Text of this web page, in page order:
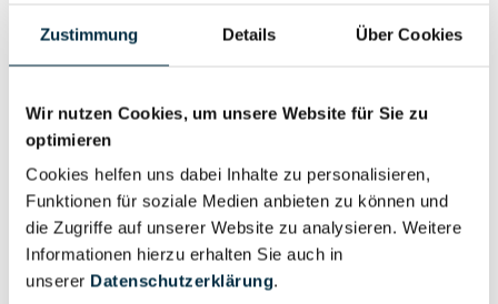
Zustimmung Details Über Cookies
Wir nutzen Cookies, um unsere Website für Sie zu
optimieren
Cookies helfen uns dabei Inhalte zu personalisieren,
Funktionen für soziale Medien anbieten zu können und
die Zugriffe auf unserer Website zu analysieren. Weitere
Informationen hierzu erhalten Sie auch in
unserer Datenschutzerklärung.
Berechtigter
anfragen
Eigentums- und Kontrollstruktur
Gesellschafterstruktur
Vollständiges
Unternehmensprofil